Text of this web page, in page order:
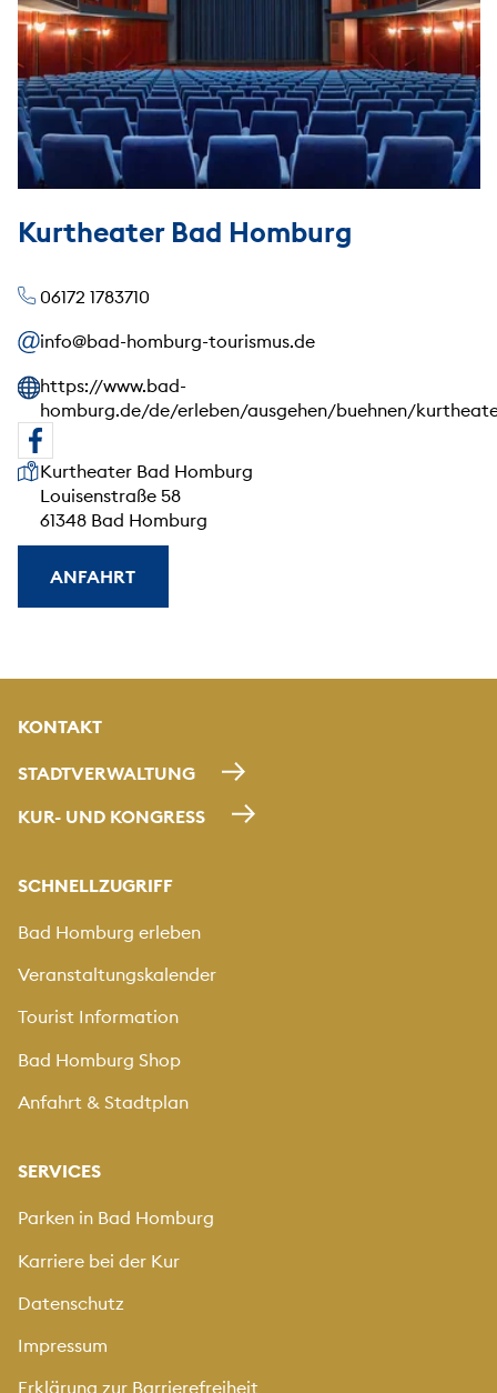
Kurtheater Bad Homburg
06172 1783710
info@bad-homburg-tourismus.de
https://www.bad-
homburg.de/de/erleben/ausgehen/buehnen/
Unsere Anschrift
Kurtheater Bad Homburg
Louisenstraße 58
61348 Bad Homburg
ANFAHRT
KONTAKT
STADTVERWALTUNG
KUR- UND KONGRESS
SCHNELLZUGRIFF
Bad Homburg erleben
Veranstaltungskalender
Tourist Information
Bad Homburg Shop
Anfahrt & Stadtplan
SERVICES
Parken in Bad Homburg
Karriere bei der Kur
Datenschutz
Impressum
Erklärung zur Barrierefreiheit